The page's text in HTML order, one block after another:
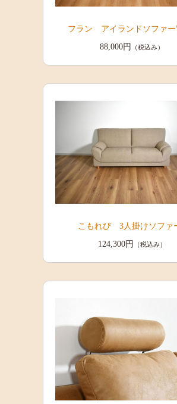
フラン アイランドソファー
88,000円
（税込み）
こもれび 3人掛けソファ
124,300円
（税込み）